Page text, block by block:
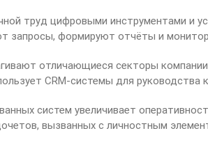
труд цифровыми инструментами и
запросы, формируют отчёты и
отличающиеся секторы
CRM-системы для
систем увеличивает
вызванных с личностным